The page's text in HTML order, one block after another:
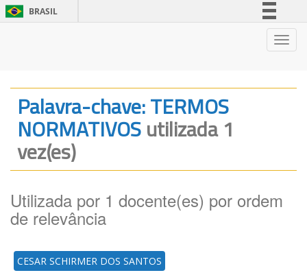
BRASIL
Legislação
Canais
Palavra-chave: TERMOS
NORMATIVOSutilizada 1
vez(es)
Utilizada por 1 docente(es) por ordem
de relevância
CESAR SCHIRMER DOS SANTOS